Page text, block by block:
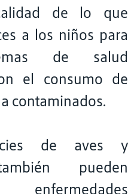
de lo que
a los niños para
de salud
el consumo de
contaminados.
de aves y
pueden